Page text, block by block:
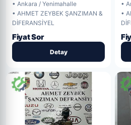
• Ankara / Yenimahalle
• AHMET ZEYBEK ŞANZIMAN &
DİFERANSİYEL
Fiyat Sor
Detay
•
•